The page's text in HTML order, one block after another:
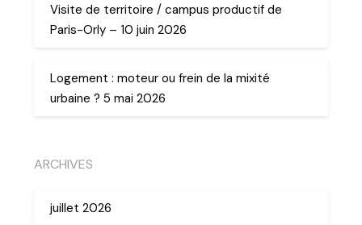
Visite de territoire / campus productif de
Paris-Orly – 10 juin 2026
Logement : moteur ou frein de la mixité
urbaine ? 5 mai 2026
ARCHIVES
juillet 2026